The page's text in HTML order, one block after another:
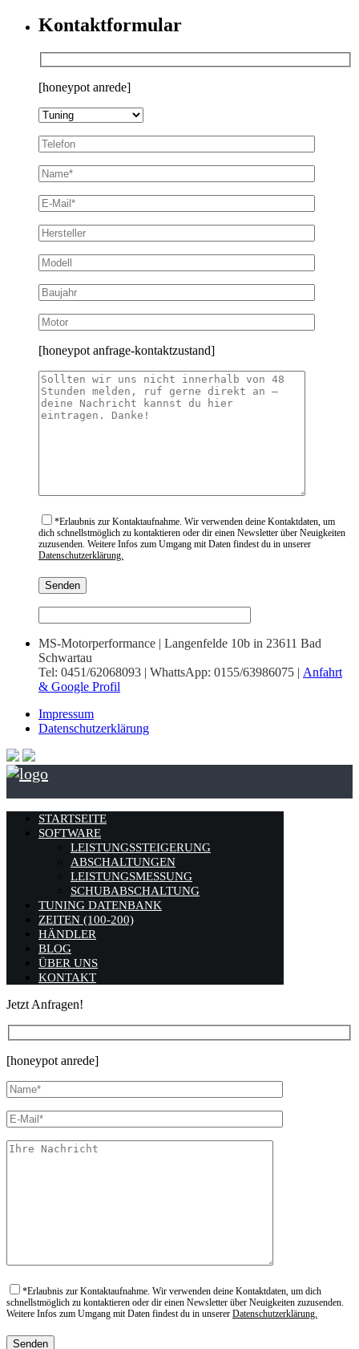
Kontaktformular
[honeypot anrede]
[honeypot anfrage-kontaktzustand]
*Erlaubnis zur Kontaktaufnahme. Wir verwenden deine Kontaktdaten, um
dich schnellstmöglich zu kontaktieren oder dir einen Newsletter über Neuigkeiten
zuzusenden. Weitere Infos zum Umgang mit Daten findest du in unserer
Datenschutzerklärung.
MS-Motorperformance | Langenfelde 10b in 23611 Bad
Schwartau
Tel: 0451/62068093 | WhattsApp: 0155/63986075 | Anfahrt
& Google Profil
Impressum
Datenschutzerklärung
STARTSEITE
SOFTWARE
LEISTUNGSSTEIGERUNG
ABSCHALTUNGEN
LEISTUNGSMESSUNG
SCHUBABSCHALTUNG
TUNING DATENBANK
ZEITEN (100-200)
HÄNDLER
BLOG
ÜBER UNS
KONTAKT
Jetzt Anfragen!
[honeypot anrede]
*Erlaubnis zur Kontaktaufnahme. Wir verwenden deine Kontaktdaten, um dich
schnellstmöglich zu kontaktieren oder dir einen Newsletter über Neuigkeiten zuzusenden.
Weitere Infos zum Umgang mit Daten findest du in unserer Datenschutzerklärung.